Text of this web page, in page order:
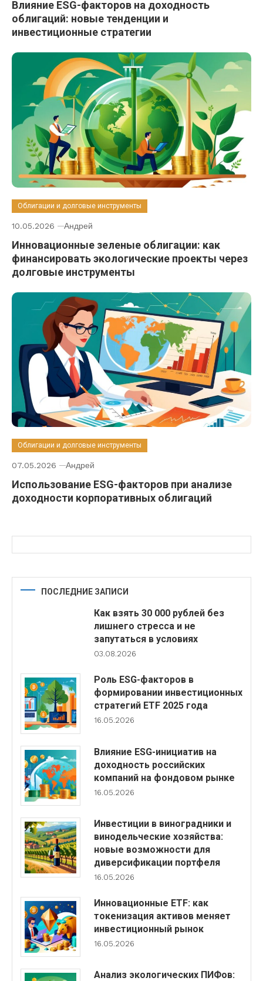
Влияние ESG-факторов на доходность
облигаций: новые тенденции и
инвестиционные стратегии
Облигации и долговые инструменты
10.05.2026 Андрей
Инновационные зеленые облигации: как
финансировать экологические проекты через
долговые инструменты
Облигации и долговые инструменты
07.05.2026 Андрей
Использование ESG-факторов при анализе
доходности корпоративных облигаций
ПОСЛЕДНИЕ ЗАПИСИ
Как взять 30 000 рублей без
лишнего стресса и не
запутаться в условиях
03.08.2026
Роль ESG-факторов в
формировании инвестиционных
стратегий ETF 2025 года
16.05.2026
Влияние ESG-инициатив на
доходность российских
компаний на фондовом рынке
16.05.2026
Инвестиции в виноградники и
винодельческие хозяйства:
новые возможности для
диверсификации портфеля
16.05.2026
Инновационные ETF: как
токенизация активов меняет
инвестиционный рынок
16.05.2026
Анализ экологических ПИФов: